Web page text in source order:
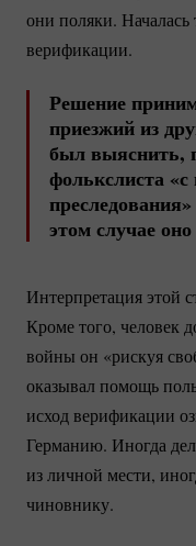
они поляки. Началась
верификации.
Решение
приезжий из
был выяснить,
фолькслиста
этом случае
Интерпретация этой
Кроме того, человек
войны он «рискуя
оказывал помощь
исход верификации
Германию. Иногда
из личной мести,
чиновнику.